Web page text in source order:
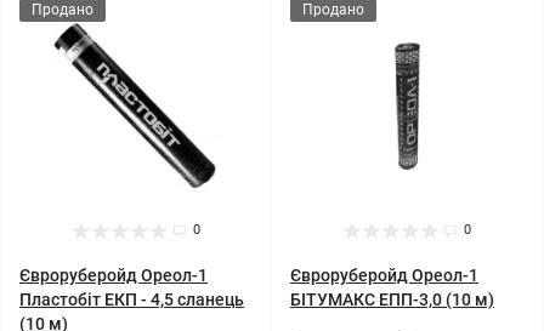
Продано
0
Євроруберойд Ореол-1
Пластобіт ЕКП - 4,5 сланець
(10 м)
Продано
0
Євроруберойд Ореол-1
БІТУМАКС ЕПП-3,0 (10 м)